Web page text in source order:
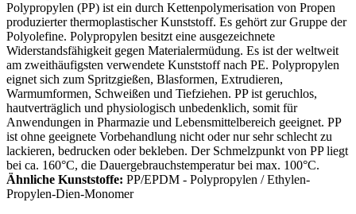
Polypropylen (PP) ist ein durch Kettenpolymerisation von Propen
produzierter thermoplastischer Kunststoff. Es gehört zur Gruppe der
Polyolefine. Polypropylen besitzt eine ausgezeichnete
Widerstandsfähigkeit gegen Materialermüdung. Es ist der weltweit
am zweithäufigsten verwendete Kunststoff nach PE. Polypropylen
eignet sich zum Spritzgießen, Blasformen, Extrudieren,
Warmumformen, Schweißen und Tiefziehen. PP ist geruchlos,
hautverträglich und physiologisch unbedenklich, somit für
Anwendungen in Pharmazie und Lebensmittelbereich geeignet. PP
ist ohne geeignete Vorbehandlung nicht oder nur sehr schlecht zu
lackieren, bedrucken oder bekleben. Der Schmelzpunkt von PP liegt
bei ca. 160°C, die Dauergebrauchstemperatur bei max. 100°C.
Ähnliche Kunststoffe: PP/EPDM - Polypropylen / Ethylen-
Propylen-Dien-Monomer